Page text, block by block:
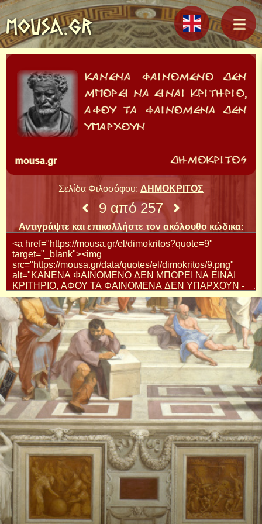
MOUSA.GR
Σελίδα Φιλοσόφου: ΔΗΜΟΚΡΙΤΟΣ
9 από 257
Αντιγράψτε και επικολλήστε τον ακόλουθο κώδικα: